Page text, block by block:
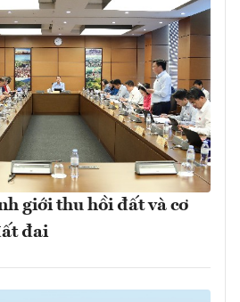
giới thu hồi đất và cơ
đai